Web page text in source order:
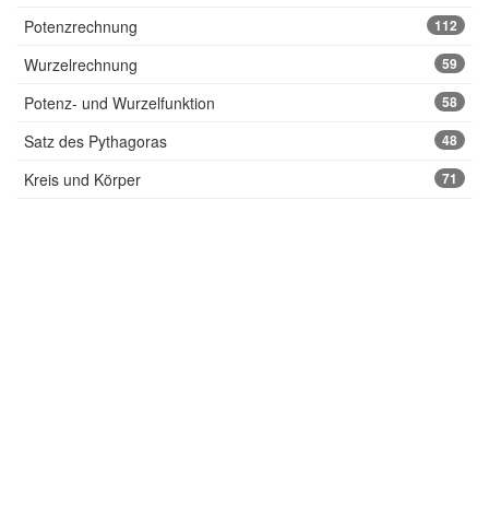
Potenzrechnung 112
Wurzelrechnung 59
Potenz- und Wurzelfunktion 58
Satz des Pythagoras 48
Kreis und Körper 71